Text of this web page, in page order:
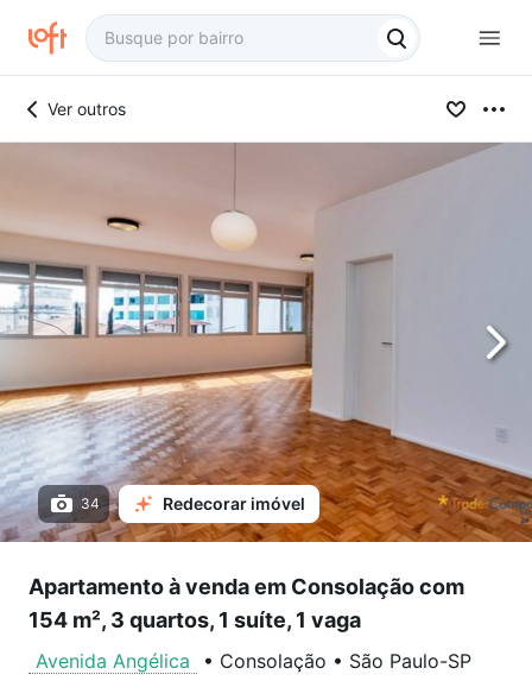
Ver outros
34 Redecorar imóvel
Apartamento à venda em Consolação com
154 m², 3 quartos, 1 suíte, 1 vaga
Avenida Angélica • Consolação • São Paulo-SP